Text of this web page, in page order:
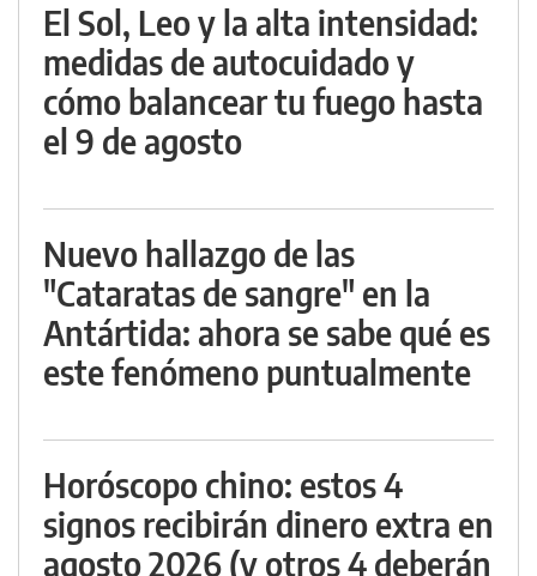
El Sol, Leo y la alta intensidad:
medidas de autocuidado y
cómo balancear tu fuego hasta
el 9 de agosto
Nuevo hallazgo de las
"Cataratas de sangre" en la
Antártida: ahora se sabe qué es
este fenómeno puntualmente
Horóscopo chino: estos 4
signos recibirán dinero extra en
agosto 2026 (y otros 4 deberán